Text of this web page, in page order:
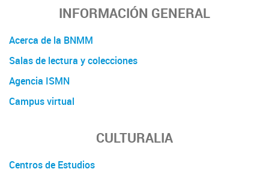
INFORMACIÓN GENERAL
Acerca de la BNMM
Salas de lectura y colecciones
Agencia ISMN
Campus virtual
CULTURALIA
Centros de Estudios